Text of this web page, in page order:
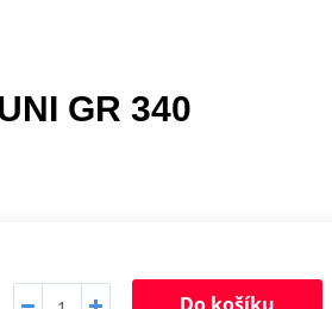
GR 340